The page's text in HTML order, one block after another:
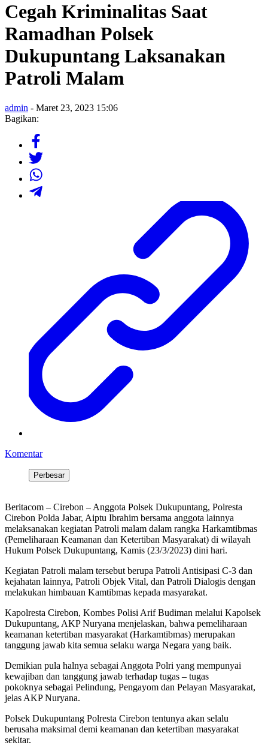
Cegah Kriminalitas Saat
Ramadhan Polsek
Dukupuntang Laksanakan
Patroli Malam
admin - Maret 23, 2023 15:06
Bagikan:
Komentar
Perbesar
Beritacom – Cirebon – Anggota Polsek Dukupuntang, Polresta
Cirebon Polda Jabar, Aiptu Ibrahim bersama anggota lainnya
melaksanakan kegiatan Patroli malam dalam rangka Harkamtibmas
(Pemeliharaan Keamanan dan Ketertiban Masyarakat) di wilayah
Hukum Polsek Dukupuntang, Kamis (23/3/2023) dini hari.
Kegiatan Patroli malam tersebut berupa Patroli Antisipasi C-3 dan
kejahatan lainnya, Patroli Objek Vital, dan Patroli Dialogis dengan
melakukan himbauan Kamtibmas kepada masyarakat.
Kapolresta Cirebon, Kombes Polisi Arif Budiman melalui Kapolsek
Dukupuntang, AKP Nuryana menjelaskan, bahwa pemeliharaan
keamanan ketertiban masyarakat (Harkamtibmas) merupakan
tanggung jawab kita semua selaku warga Negara yang baik.
Demikian pula halnya sebagai Anggota Polri yang mempunyai
kewajiban dan tanggung jawab terhadap tugas – tugas
pokoknya sebagai Pelindung, Pengayom dan Pelayan Masyarakat,
jelas AKP Nuryana.
Polsek Dukupuntang Polresta Cirebon tentunya akan selalu
berusaha maksimal demi keamanan dan ketertiban masyarakat
sekitar.